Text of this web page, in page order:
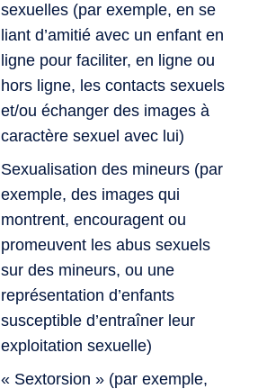
sexuelles (par exemple, en se
liant d’amitié avec un enfant en
ligne pour faciliter, en ligne ou
hors ligne, les contacts sexuels
et/ou échanger des images à
caractère sexuel avec lui)
Sexualisation des mineurs (par
exemple, des images qui
montrent, encouragent ou
promeuvent les abus sexuels
sur des mineurs, ou une
représentation d’enfants
susceptible d’entraîner leur
exploitation sexuelle)
« Sextorsion » (par exemple,